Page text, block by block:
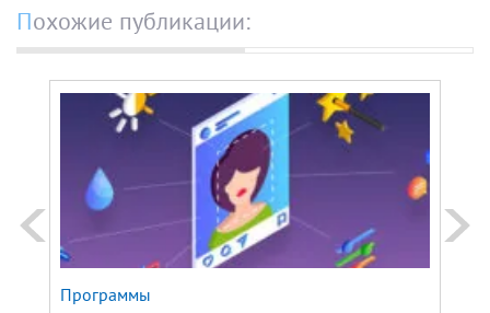
Похожие публикации:
Программы